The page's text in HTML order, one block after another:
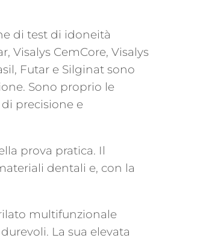
di test di idoneità
Visalys CemCore, Visalys
Futar e Silginat sono
Sono proprio le
precisione e
prova pratica. Il
dentali e, con la
multifunzionale
La sua elevata